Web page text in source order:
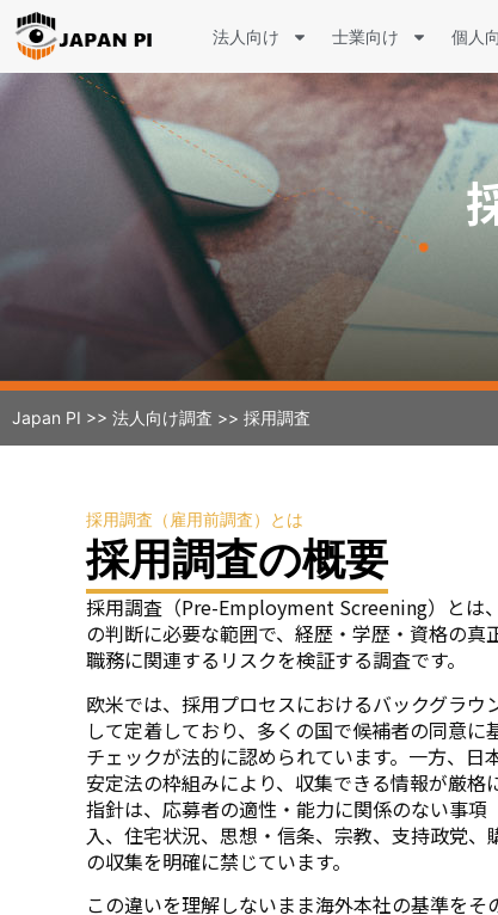
法人向け 士業向け 個人
Japan PI >> 法人向け調査 >> 採用調査
採用調査（雇用前調査）とは
採用調査の概要
採用調査（Pre-Employment Screening）とは
の判断に必要な範囲で、経歴・学歴・資格の
職務に関連するリスクを検証する調査です。
欧米では、採用プロセスにおけるバックグラウ
して定着しており、多くの国で候補者の同意
チェックが法的に認められています。一方、日
安定法の枠組みにより、収集できる情報が厳格
指針は、応募者の適性・能力に関係のない事
入、住宅状況、思想・信条、宗教、支持政党、
の収集を明確に禁じています。
この違いを理解しないまま海外本社の基準を